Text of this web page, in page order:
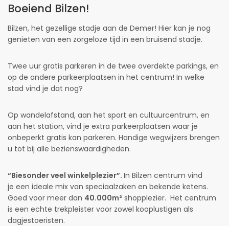
Boeiend Bilzen!
Bilzen, het gezellige stadje aan de Demer! Hier kan je nog
genieten van een zorgeloze tijd in een bruisend stadje.
Twee uur gratis parkeren in de twee overdekte parkings, en
op de andere parkeerplaatsen in het centrum! In welke
stad vind je dat nog?
Op wandelafstand, aan het sport en cultuurcentrum, en
aan het station, vind je extra parkeerplaatsen waar je
onbeperkt gratis kan parkeren. Handige wegwijzers brengen
u tot bij alle bezienswaardigheden.
“Biesonder veel winkelplezier”. In Bilzen centrum vind
je een ideale mix van speciaalzaken en bekende ketens.
Goed voor meer dan 40.000m² shopplezier. Het centrum
is een echte trekpleister voor zowel kooplustigen als
dagjestoeristen.